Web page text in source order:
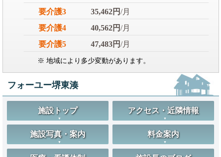
要介護3
35,462円/月
要介護4
40,562円/月
要介護5
47,483円/月
※ 地域により多少変動があります。
フォーユー堺東湊
施設トップ アクセス・近隣情報
施設写真・案内 料金案内